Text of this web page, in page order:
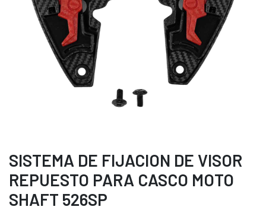
SISTEMA DE FIJACION DE VISOR
REPUESTO PARA CASCO MOTO
SHAFT 526SP